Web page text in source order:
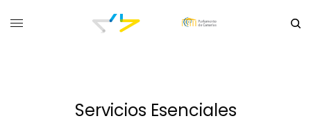
Servicios Esenciales